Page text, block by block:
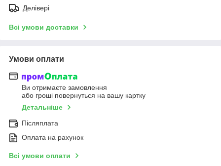
Делівері
Всі умови доставки
Умови оплати
Ви отримаєте замовлення
або гроші повернуться на вашу картку
Детальніше
Післяплата
Оплата на рахунок
Всі умови оплати